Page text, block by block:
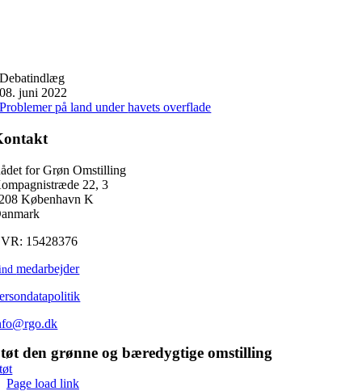
Debatindlæg
08. juni 2022
Problemer på land under havets overflade
for Grøn Omstilling
22, 3
København K
15428376
medarbejder
den grønne og bæredygtige omstilling
Page load link